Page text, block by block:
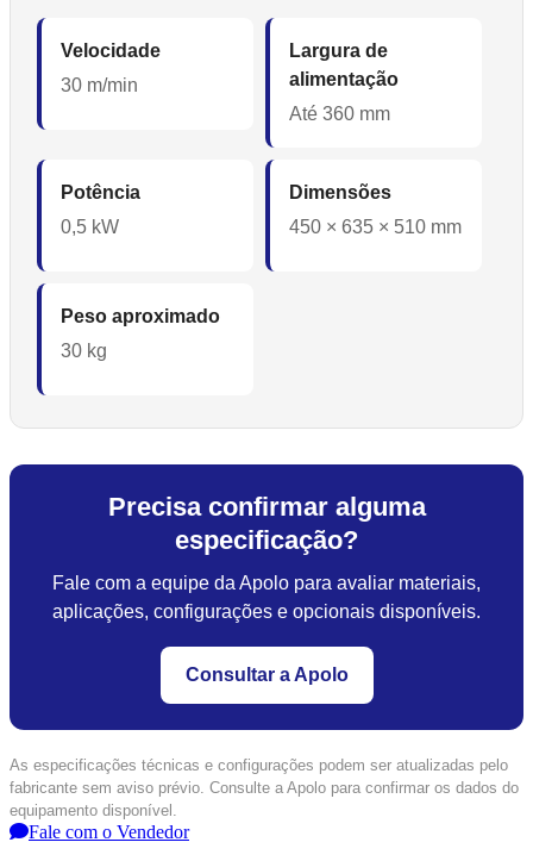
Velocidade
30 m/min
Largura de
alimentação
Até 360 mm
Potência
0,5 kW
Dimensões
450 × 635 × 510 mm
Peso aproximado
30 kg
Precisa confirmar alguma
especificação?
Fale com a equipe da Apolo para avaliar materiais,
aplicações, configurações e opcionais disponíveis.
Consultar a Apolo
As especificações técnicas e configurações podem ser atualizadas pelo
fabricante sem aviso prévio. Consulte a Apolo para confirmar os dados do
equipamento disponível.
Fale com o Vendedor